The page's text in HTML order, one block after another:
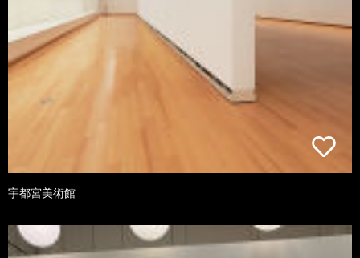
宇都宮美術館